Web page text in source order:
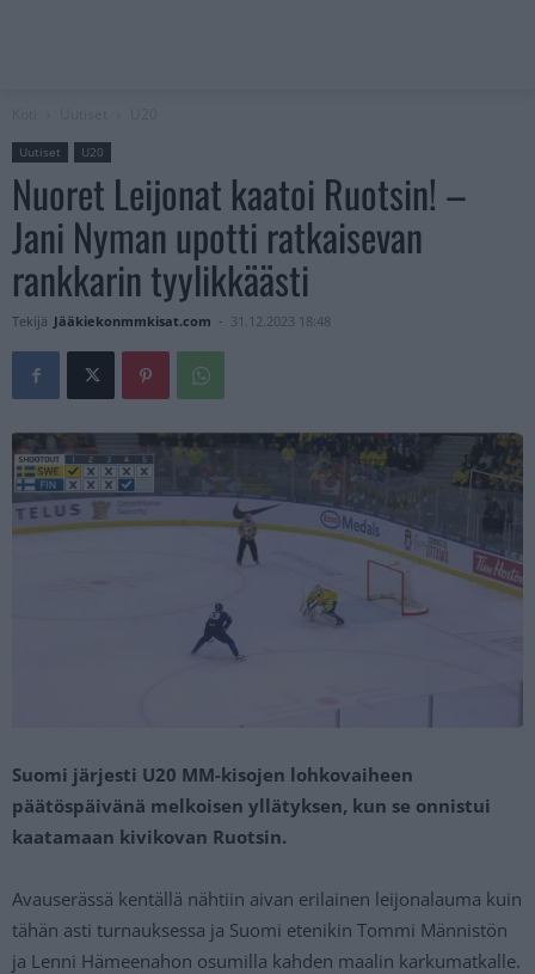
Uutiset U20
Nuoret Leijonat kaatoi Ruotsin! –
Jani Nyman upotti ratkaisevan
rankkarin tyylikkäästi
Tekijä Jääkiekonmmkisat.com - 31.12.2023 18:48
Suomi järjesti U20 MM-kisojen lohkovaiheen
päätöspäivänä melkoisen yllätyksen, kun se onnistui
kaatamaan kivikovan Ruotsin.
Avauserässä kentällä nähtiin aivan erilainen leijonalauma kuin
tähän asti turnauksessa ja Suomi etenikin Tommi Männistön
ja Lenni Hämeenahon osumilla kahden maalin karkumatkalle.